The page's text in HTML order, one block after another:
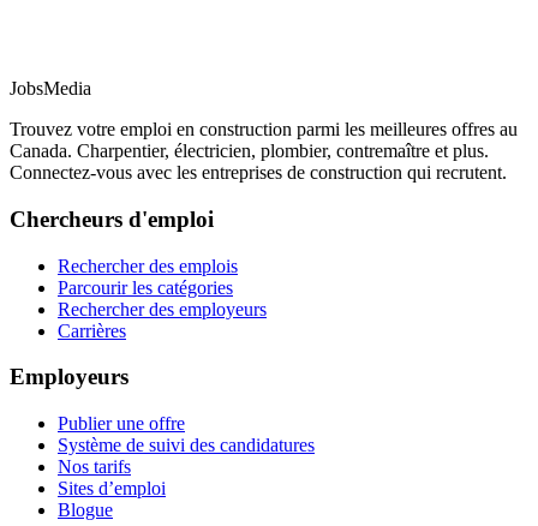
JobsMedia
Trouvez votre emploi en construction parmi les meilleures offres au
Canada. Charpentier, électricien, plombier, contremaître et plus.
Connectez-vous avec les entreprises de construction qui recrutent.
Chercheurs d'emploi
Rechercher des emplois
Parcourir les catégories
Rechercher des employeurs
Carrières
Employeurs
Publier une offre
Système de suivi des candidatures
Nos tarifs
Sites d’emploi
Blogue